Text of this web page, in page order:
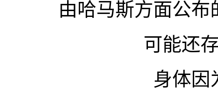
由哈马斯方面公
可能还
身体因